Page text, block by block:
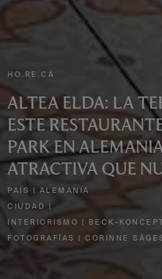
HO.RE.CA
ALTEA ELDA: LA
ESTE
PARK EN
ATRACTIVA QUE
PAÍS | ALEMANIA
CIUDAD |
INTERIORISMO | BECK-
FOTOGRAFÍAS | CORINNE